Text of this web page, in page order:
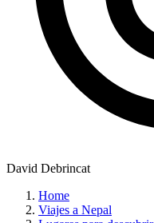
David Debrincat
Home
Viajes a Nepal